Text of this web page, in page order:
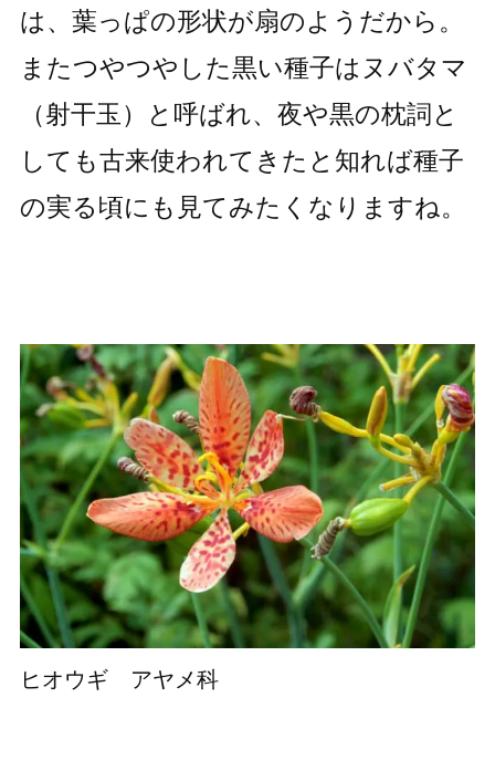
は、葉っぱの形状が扇のようだから。
またつやつやした黒い種子はヌバタマ
（射干玉）と呼ばれ、夜や黒の枕詞と
しても古来使われてきたと知れば種子
の実る頃にも見てみたくなりますね。
ヒオウギ アヤメ科